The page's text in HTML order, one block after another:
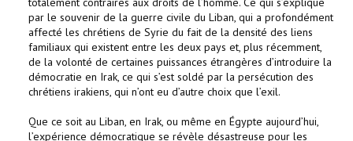
par le souvenir de la guerre civile du Liban, qui a profondément
affecté les chrétiens de Syrie du fait de la densité des liens
familiaux qui existent entre les deux pays et, plus récemment,
de la volonté de certaines puissances étrangères d’introduire la
démocratie en Irak, ce qui s’est soldé par la persécution des
chrétiens irakiens, qui n’ont eu d’autre choix que l’exil.
Que ce soit au Liban, en Irak, ou même en Égypte aujourd’hui,
l’expérience démocratique se révèle désastreuse pour les